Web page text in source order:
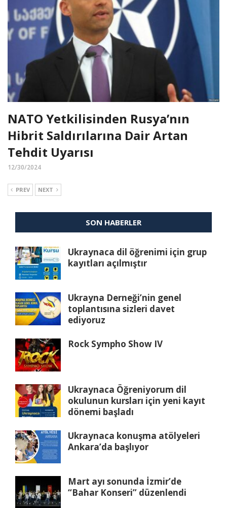
NATO Yetkilisinden Rusya’nın
Hibrit Saldırılarına Dair Artan
Tehdit Uyarısı
12/30/2024
PREV NEXT
SON HABERLER
Ukraynaca dil öğrenimi için grup
kayıtları açılmıştır
Ukrayna Derneği’nin genel
toplantısına sizleri davet
ediyoruz
Rock Sympho Show IV
Ukraynaca Öğreniyorum dil
okulunun kursları için yeni kayıt
dönemi başladı
Ukraynaca konuşma atölyeleri
Ankara’da başlıyor
Mart ayı sonunda İzmir’de
“Bahar Konseri” düzenlendi